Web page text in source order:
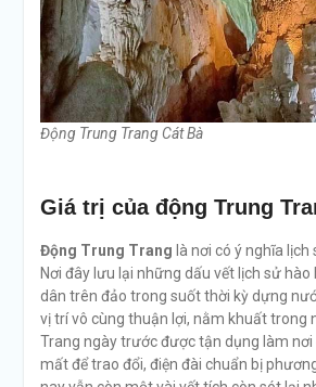
Động Trung Trang Cát Bà
Giá trị của động Trung
Động Trung Trang là nơi có ý nghĩa lịch
Nơi đây lưu lại những dấu vết lịch sử hào
dân trên đảo trong suốt thời kỳ dựng
vị trí vô cùng thuận lợi, nằm khuất trong
Trang ngày trước được tận dụng làm nơi
mất để trao đổi, điện đài chuẩn bị